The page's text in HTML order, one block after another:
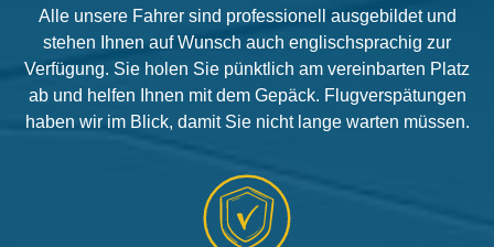
Alle unsere Fahrer sind professionell ausgebildet und
stehen Ihnen auf Wunsch auch englischsprachig zur
Verfügung. Sie holen Sie pünktlich am vereinbarten Platz
ab und helfen Ihnen mit dem Gepäck. Flugverspätungen
haben wir im Blick, damit Sie nicht lange warten müssen.